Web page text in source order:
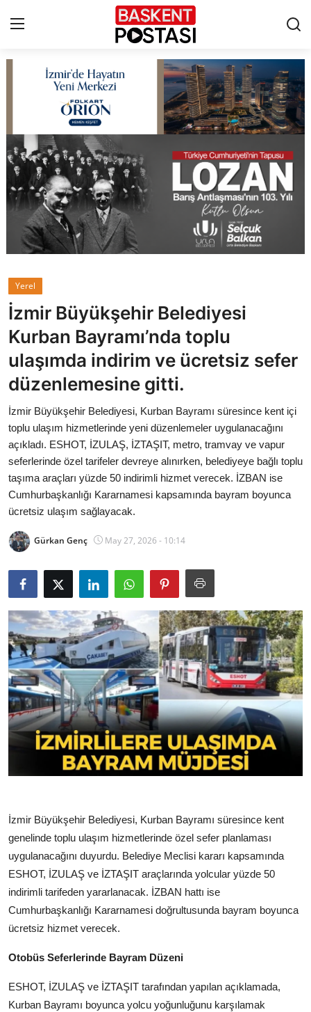
Çerez Politikası
Künye
Ankara
TBMM
Cumhurbaşkanlığı
Bakanlıklar
Siyasi Partiler
Toplum ve Yaşam
Sivil Toplum Kuruluşları
Kamu Kurumları ve Üst Kurullar
Resmi Reklamlar
Yerel
İzmir Büyükşehir Belediyesi
Kurban Bayramı’nda toplu
ulaşımda indirim ve ücretsiz sefer
düzenlemesine gitti.
İzmir Büyükşehir Belediyesi, Kurban Bayramı süresince kent içi
toplu ulaşım hizmetlerinde yeni düzenlemeler uygulanacağını
açıkladı. ESHOT, İZULAŞ, İZTAŞIT, metro, tramvay ve vapur
seferlerinde özel tarifeler devreye alınırken, belediyeye bağlı toplu
taşıma araçları yüzde 50 indirimli hizmet verecek. İZBAN ise
Cumhurbaşkanlığı Kararnamesi kapsamında bayram boyunca
ücretsiz ulaşım sağlayacak.
Gürkan Genç May 27, 2026 - 10:14
İzmir Büyükşehir Belediyesi, Kurban Bayramı süresince kent
genelinde toplu ulaşım hizmetlerinde özel sefer planlaması
uygulanacağını duyurdu. Belediye Meclisi kararı kapsamında
ESHOT, İZULAŞ ve İZTAŞIT araçlarında yolcular yüzde 50
indirimli tarifeden yararlanacak. İZBAN hattı ise
Cumhurbaşkanlığı Kararnamesi doğrultusunda bayram boyunca
ücretsiz hizmet verecek.
Otobüs Seferlerinde Bayram Düzeni
ESHOT, İZULAŞ ve İZTAŞIT tarafından yapılan açıklamada,
Kurban Bayramı boyunca yolcu yoğunluğunu karşılamak